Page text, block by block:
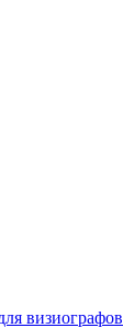
визиографов